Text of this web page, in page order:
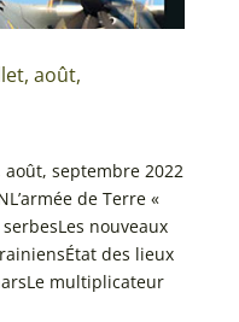
août,
août, septembre 2022
de Terre «
nouveaux
des lieux
multiplicateur